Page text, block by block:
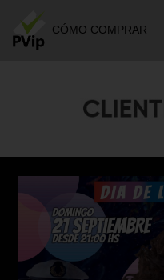
CÓMO COMPRAR